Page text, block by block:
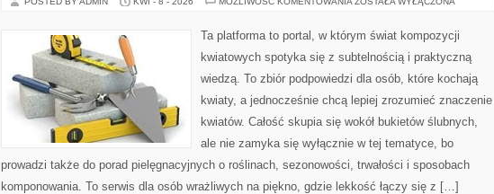
Ta platforma to portal, w którym świat kompozycji
kwiatowych spotyka się z subtelnością i praktyczną
wiedzą. To zbiór podpowiedzi dla osób, które kochają
kwiaty, a jednocześnie chcą lepiej zrozumieć znaczenie
kwiatów. Całość skupia się wokół bukietów ślubnych,
ale nie zamyka się wyłącznie w tej tematyce, bo
prowadzi także do porad pielęgnacyjnych o roślinach, sezonowości, trwałości i sposobach
komponowania. To serwis dla osób wrażliwych na piękno, gdzie lekkość łączy się z […]